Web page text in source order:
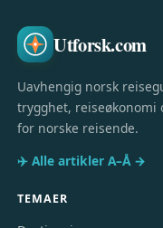
Utforsk.com
Uavhengig norsk
trygghet,
for norske reisende.
✈️ Alle artikler A–Å →
TEMAER